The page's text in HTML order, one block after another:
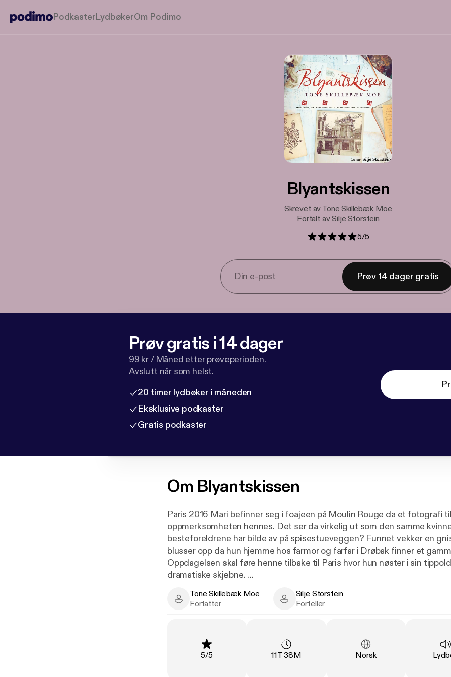
PodkasterLydbøkerOm Podimo
Blyantskissen
Skrevet av Tone Skillebæk Moe
Fortalt av Silje Storstein
5/5
Prøv 14 dager gratis
Prøv gratis i 14 dager
99 kr / Måned etter prøveperioden.
Avslutt når som helst.
20 timer lydbøker i måneden
Eksklusive podkaster
Gratis podkaster
Om Blyantskissen
Paris 2016 Mari befinner seg i foajeen på Moulin Rouge da et fotografi
oppmerksomheten hennes. Det ser da virkelig ut som den samme
besteforeldrene har bilde av på spisestueveggen? Funnet vekker en
blusser opp da hun hjemme hos farmor og farfar i Drøbak finner et
Oppdagelsen skal føre henne tilbake til Paris hvor hun nøster i sin
dramatiske skjebne.
Paris 1894 Seks dager i uken skrubber Jeanine laken på dampfylte
vegger? Og er kunstmaleren til å stole på?
Tone Skillebæk Moe - Author
Tone Skillebæk Moe
Forfatter
Silje Storstein - Narrator
Silje Storstein
Forteller
Vurdering
5/5 Varighet:
11T 38M Språk:
Norsk Type